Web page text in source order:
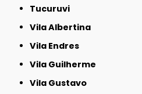
Tucuruvi
Vila Albertina
Vila Endres
Vila Guilherme
Vila Gustavo